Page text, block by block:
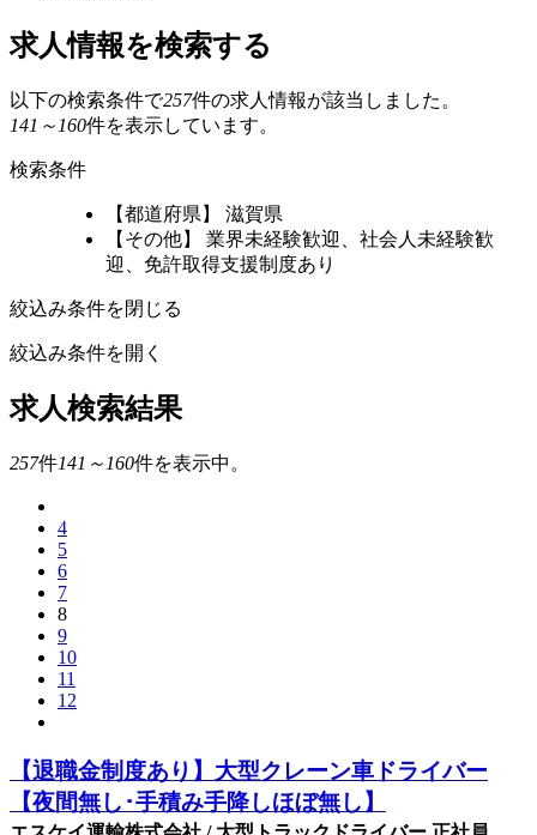
求人情報を検索する
以下の検索条件で257件の求人情報が該当しました。
141～160件を表示しています。
検索条件
【都道府県】 滋賀県
【その他】 業界未経験歓迎、社会人未経験歓
迎、免許取得支援制度あり
絞込み条件を閉じる
絞込み条件を開く
求人検索結果
257件141～160件を表示中。
4
5
6
7
8
9
10
11
12
【退職金制度あり】大型クレーン車ドライバー
【夜間無し･手積み手降しほぼ無し】